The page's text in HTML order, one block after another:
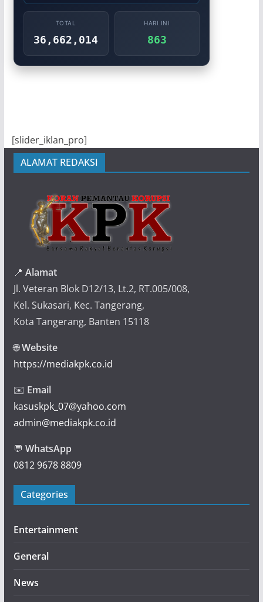
TOTAL
36,662,014
HARI INI
863
[slider_iklan_pro]
ALAMAT REDAKSI
📍 Alamat
Jl. Veteran Blok D12/13, Lt.2, RT.005/008,
Kel. Sukasari, Kec. Tangerang,
Kota Tangerang, Banten 15118
🌐Website
https://mediakpk.co.id
✉️ Email
kasuskpk_07@yahoo.com
admin@mediakpk.co.id
💬 WhatsApp
0812 9678 8809
Categories
Entertainment
General
News